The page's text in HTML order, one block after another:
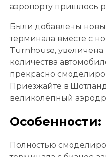
аэропорту пришлось
Были добавлены
терминала вместе с
Turnhouse,
количества
прекрасно
Приезжайте в
великолепный
Особенности:
Полностью